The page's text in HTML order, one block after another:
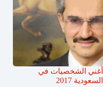
أغني الشخصيات في
السعودية 2017